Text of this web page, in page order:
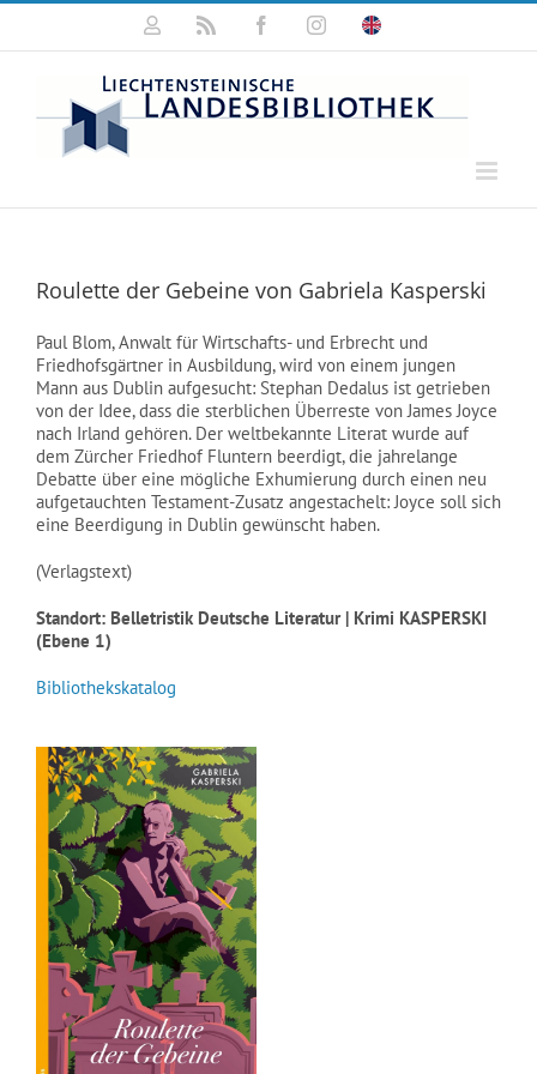
Zum
springen
Mein
FacebookInstagram
Click
Roulette der Gebeine von Gabriela Kasperski
Paul Blom, Anwalt für Wirtschafts- und Erbrecht und
Friedhofsgärtner in Ausbildung, wird von einem jungen
Mann aus Dublin aufgesucht: Stephan Dedalus ist getrieben
von der Idee, dass die sterblichen Überreste von James Joyce
nach Irland gehören. Der weltbekannte Literat wurde auf
dem Zürcher Friedhof Fluntern beerdigt, die jahrelange
Debatte über eine mögliche Exhumierung durch einen neu
aufgetauchten Testament-Zusatz angestachelt: Joyce soll sich
eine Beerdigung in Dublin gewünscht haben.
(Verlagstext)
Standort: Belletristik Deutsche Literatur | Krimi KASPERSKI
(Ebene 1)
Bibliothekskatalog